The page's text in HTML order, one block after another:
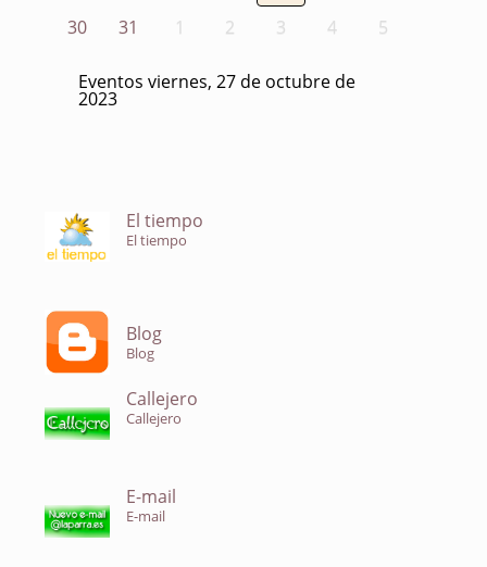
30
31 1 2 3 4 5
Eventos viernes, 27 de octubre de
2023
El tiempo
El tiempo
Blog
Blog
Callejero
Callejero
E-mail
E-mail